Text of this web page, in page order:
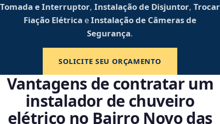
Tomada e Interruptor, Instalação de Disjuntor, Trocar
Fiação Elétrica eInstalação de Câmeras de
Segurança.
SOLICITE SEU ORÇAMENTO
Vantagens de contratar um
instalador de chuveiro
elétrico no Bairro Novo das